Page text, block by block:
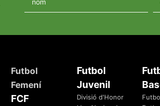
Futbol
Femení
FCF
Futbol
Juvenil
Divisió d'Honor